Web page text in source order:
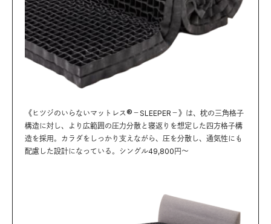
《ヒツジのいらないマットレス® －SLEEPER－》は、枕の三角格子
構造に対し、より広範囲の圧力分散と寝返りを想定した四方格子構
造を採用。カラダをしっかり支えながら、圧を分散し、通気性にも
配慮した設計になっている。シングル49,800円〜